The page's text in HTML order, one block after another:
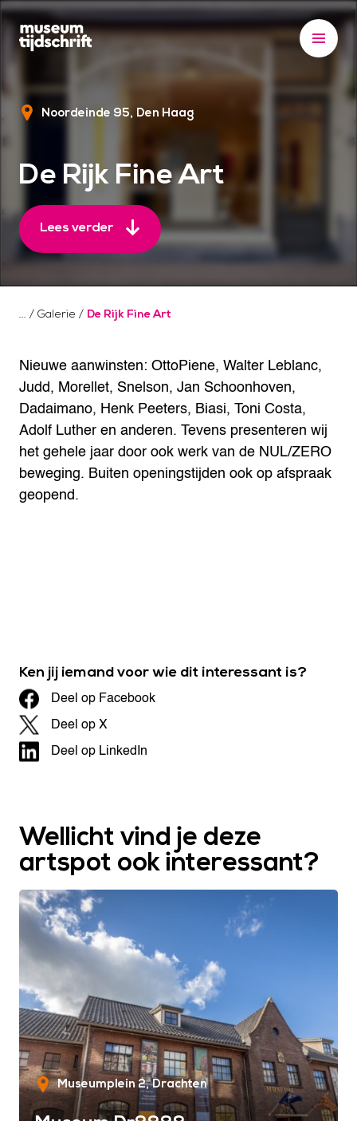
S
k
t
o
c
Noordeinde 95 Den Haag
De Rijk Fine Art
Lees verder
/ Galerie / De Rijk Fine Art
Nieuwe aanwinsten: OttoPiene, Walter Leblanc,
Judd, Morellet, Snelson, Jan Schoonhoven,
Dadaimano, Henk Peeters, Biasi, Toni Costa,
Adolf Luther en anderen. Tevens presenteren wij
het gehele jaar door ook werk van de NUL/ZERO
beweging. Buiten openingstijden ook op afspraak
geopend.
Ken jij iemand voor wie dit interessant is?
Deel op Facebook
Deel op X
Deel op LinkedIn
Wellicht vind je deze
artspot ook interessant?
Museumplein 2 Drachten